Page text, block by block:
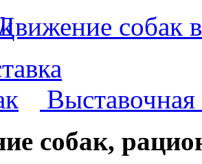
собак
Выставочная
собак,